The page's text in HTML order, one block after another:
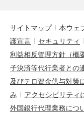
サイトマップ 本ウェ
護宣言
セキュリティ
利益相反管理方針（概
子決済等代行業者との
及びテロ資金供与対策
み
アクセシビリティ
外国銀行代理業務につ